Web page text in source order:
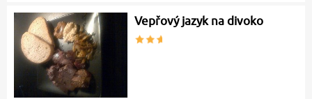
Vepřový jazyk na divoko